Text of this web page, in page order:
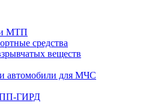
МТП
средства
веществ
автомобили для МЧС
ГИРД